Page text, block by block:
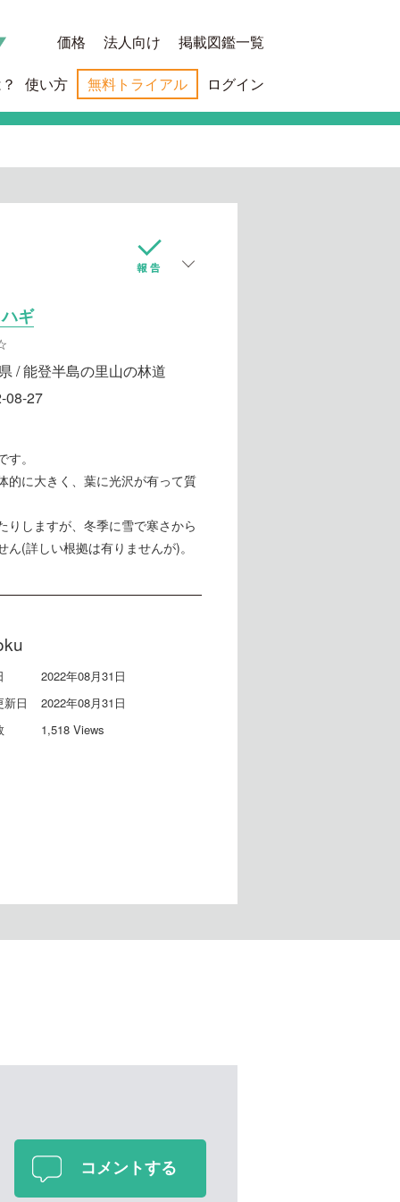
価格 法人向け 掲載図鑑一覧
使い方 無料トライアル ログイン
ギ
/ 能登半島の里山の林道
08-27
。
的に大きく、葉に光沢が有って質
りしますが、冬季に雪で寒さから
(詳しい根拠は有りませんが)。
2022年08月31日
新日
2022年08月31日
1,518 Views